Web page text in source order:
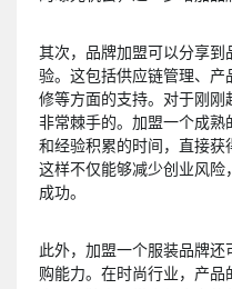
其次，品牌加盟可以分享
验。这包括供应链管理、
修等方面的支持。对于刚
非常棘手的。加盟一个成
和经验积累的时间，直接获
这样不仅能够减少创业风
成功。
此外，加盟一个服装品牌
购能力。在时尚行业，产